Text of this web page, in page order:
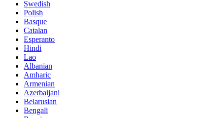
Swedish
Polish
Basque
Catalan
Esperanto
Hindi
Lao
Albanian
Amharic
Armenian
Azerbaijani
Belarusian
Bengali